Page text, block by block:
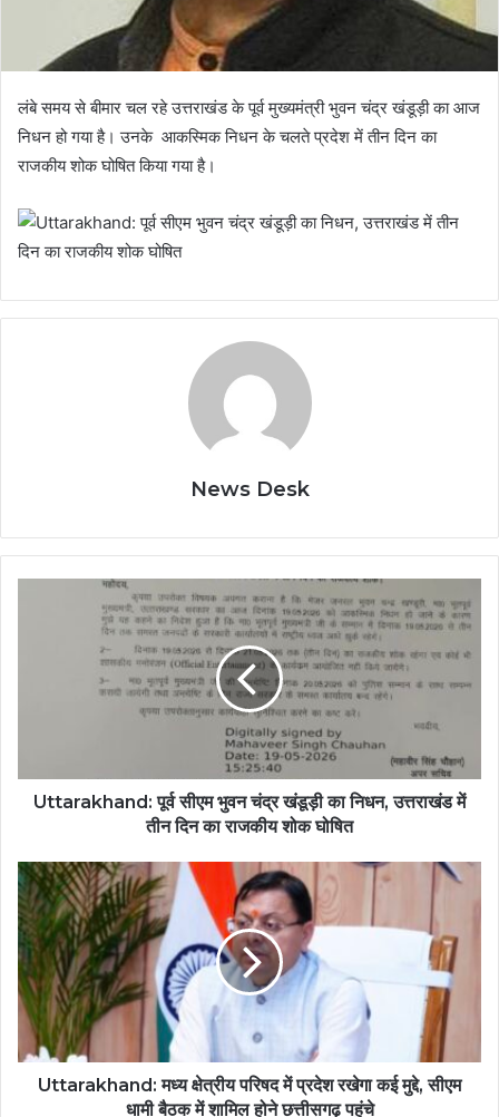
लंबे समय से बीमार चल रहे उत्तराखंड के पूर्व मुख्यमंत्री भुवन चंद्र खंडूड़ी का आज
निधन हो गया है। उनके आकस्मिक निधन के चलते प्रदेश में तीन दिन का
राजकीय शोक घोषित किया गया है।
News Desk
Uttarakhand: पूर्व सीएम भुवन चंद्र खंडूड़ी का निधन, उत्तराखंड में
तीन दिन का राजकीय शोक घोषित
Uttarakhand: मध्य क्षेत्रीय परिषद में प्रदेश रखेगा कई मुद्दे, सीएम
धामी बैठक में शामिल होने छत्तीसगढ़ पहुंचे